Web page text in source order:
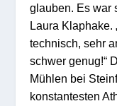
glauben. Es war
Laura Klaphake.
technisch, sehr
schwer genug!“
Mühlen bei
konstantesten